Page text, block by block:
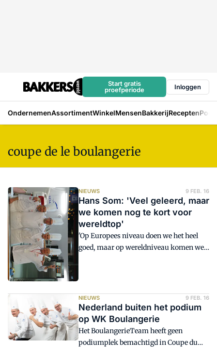
Start gratis
proefperiode
Inloggen
OndernemenAssortimentWinkelMensenBakkerijRecepten
coupe de le boulangerie
NIEUWS 9 FEB. 16
Hans Som: 'Veel geleerd, maar
we komen nog te kort voor
wereldtop'
'Op Europees niveau doen we het heel
goed, maar op wereldniveau komen we
sportief na afloop van de prijsuitreiking
Coupe du monde de la boulangerie op de
Europain in Parijs. 'De jongens hebben
gebakken voor wat ze getraind hebben,
maar het is helaas niet gelukt.'
NIEUWS 9 FEB. 16
Nederland buiten het podium
op WK Boulangerie
Het BoulangerieTeam heeft geen
podiumplek bemachtigd in Coupe du